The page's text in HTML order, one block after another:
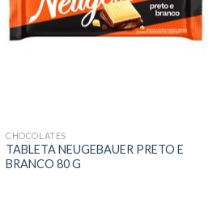
CHOCOLATES
TABLETA NEUGEBAUER PRETO E
BRANCO 80 G